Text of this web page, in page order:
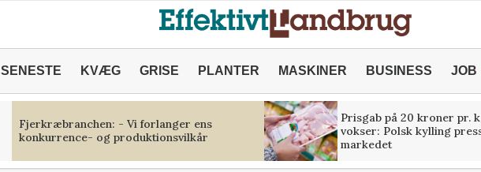
SENESTE KVÆG GRISE PLANTER MASKINER BUSINESS JOB
Fjerkræbranchen: - Vi forlanger ens
konkurrence- og produktionsvilkår
Prisgab på 20 kroner pr.
vokser: Polsk kylling
markedet